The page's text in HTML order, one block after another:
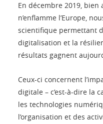
En décembre 2019,
n’enflamme l’Europe,
scientifique permettant
digitalisation et la
résultats gagnent
Ceux-ci concernent
digitale – c’est-à-dire la
les technologies
l’organisation et des